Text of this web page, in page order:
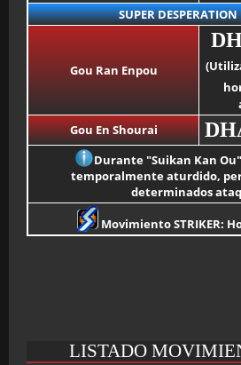
SUPER DESPERATION
Gou Ran Enpou
Gou En Shourai
Durante "Suikan Kan
temporalmente aturdido,
determinados
Movimiento STRIKER:
LISTADO